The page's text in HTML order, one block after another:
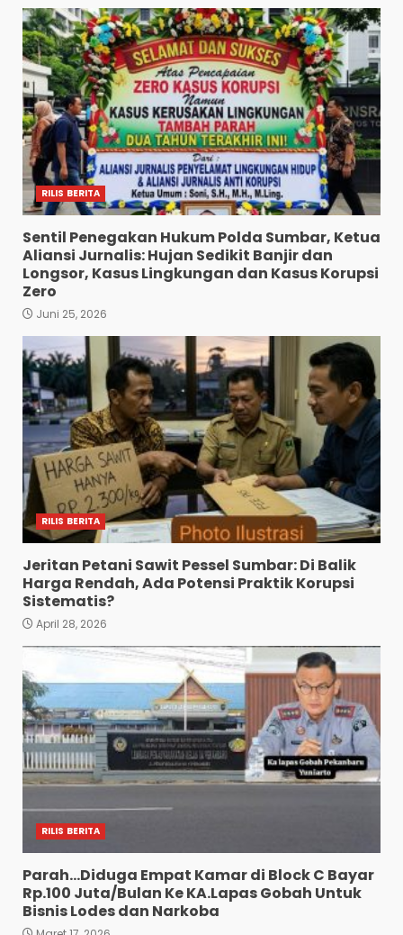
RILIS BERITA
Sentil Penegakan Hukum Polda Sumbar, Ketua
Aliansi Jurnalis: Hujan Sedikit Banjir dan
Longsor, Kasus Lingkungan dan Kasus Korupsi
Zero
Juni 25, 2026
RILIS BERITA
Jeritan Petani Sawit Pessel Sumbar: Di Balik
Harga Rendah, Ada Potensi Praktik Korupsi
Sistematis?
April 28, 2026
RILIS BERITA
Parah…Diduga Empat Kamar di Block C Bayar
Rp.100 Juta/Bulan Ke KA.Lapas Gobah Untuk
Bisnis Lodes dan Narkoba